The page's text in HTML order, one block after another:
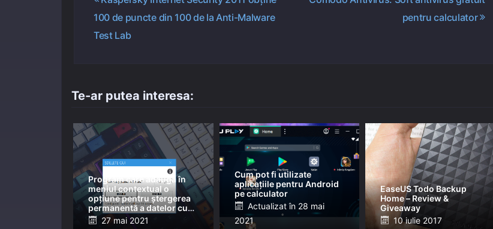
articole
100 de puncte din 100 de la Anti-Malware
Test Lab
pentru calculator
Te-ar putea interesa:
Program care adaugă în
meniul contextual o
opțiune pentru ștergerea
permanentă a datelor cu
SDelete
Posted
27 mai 2021
Cum pot fi utilizate
aplicațiile pentru Android
pe calculator
Posted
on
Actualizat în 28 mai
2021
EaseUS Todo Backup
Home – Review &
Giveaway
Posted
10 iulie 2017